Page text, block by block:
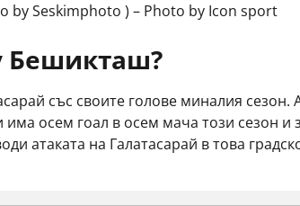
by Seskimphoto ) – Photo by Icon sport
Бешикташ?
със своите голове миналия
осем гоал в осем мача този сезон и
атаката на Галатасарай в това